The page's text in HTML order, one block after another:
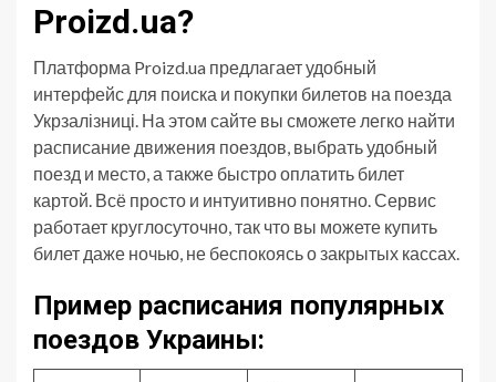
Proizd.ua?
Платформа Proizd.ua предлагает удобный
интерфейс для поиска и покупки билетов на поезда
Укрзалізниці. На этом сайте вы сможете легко найти
расписание движения поездов, выбрать удобный
поезд и место, а также быстро оплатить билет
картой. Всё просто и интуитивно понятно. Сервис
работает круглосуточно, так что вы можете купить
билет даже ночью, не беспокоясь о закрытых кассах.
Пример расписания популярных
поездов Украины: